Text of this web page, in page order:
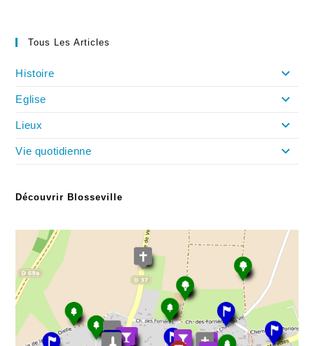
Tous Les Articles
Histoire
Eglise
Lieux
Vie quotidienne
Découvrir Blosseville